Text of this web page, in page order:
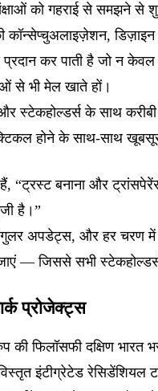
को गहराई से समझने से
कॉन्सेप्चुअलाइज़ेशन,
कर पाती है जो न
से भी मेल खाते हों।
स्टेकहोल्डर्स के साथ
होने के साथ-साथ
बनाना और
है।”
अपडेट्स, और हर चरण में
— जिससे सभी
प्रोजेक्ट्स
की फिलॉसफी दक्षिण
इंटीग्रेटेड